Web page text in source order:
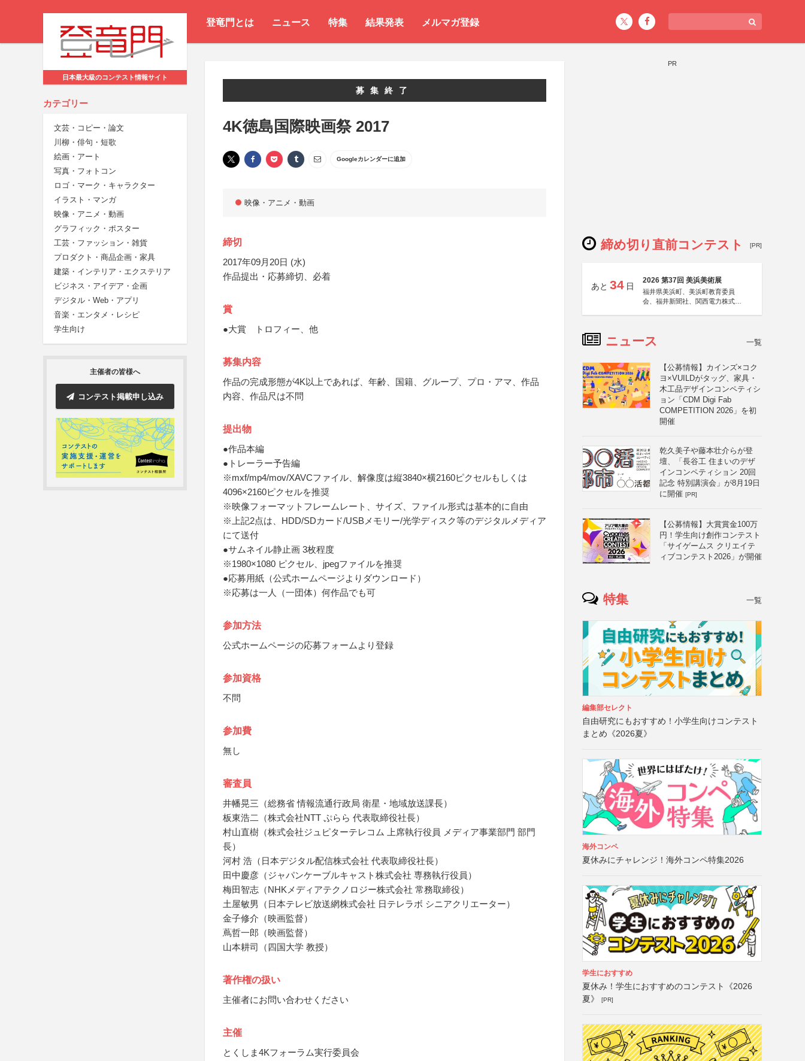
登竜門とは ニュース 特集 結果発表 メルマガ登録
日本最大級のコンテスト情報サイト
カテゴリー
文芸・コピー・論文
川柳・俳句・短歌
絵画・アート
写真・フォトコン
ロゴ・マーク・キャラクター
イラスト・マンガ
映像・アニメ・動画
グラフィック・ポスター
工芸・ファッション・雑貨
プロダクト・商品企画・家具
建築・インテリア・エクステリア
ビジネス・アイデア・企画
デジタル・Web・アプリ
音楽・エンタメ・レシピ
学生向け
主催者の皆様へ
コンテスト掲載申し込み
募集終了
4K徳島国際映画祭 2017
Googleカレンダーに追加
映像・アニメ・動画
締切
2017年09月20日 (水)
作品提出・応募締切、必着
賞
●大賞 トロフィー、他
募集内容
作品の完成形態が4K以上であれば、年齢、国籍、グループ、プロ・アマ、作品
内容、作品尺は不問
提出物
●作品本編
●トレーラー予告編
※mxf/mp4/mov/XAVCファイル、解像度は縦3840×横2160ピクセルもしくは
4096×2160ピクセルを推奨
※映像フォーマットフレームレート、サイズ、ファイル形式は基本的に自由
※上記2点は、HDD/SDカード/USBメモリー/光学ディスク等のデジタルメディア
にて送付
●サムネイル静止画 3枚程度
※1980×1080 ピクセル、jpegファイルを推奨
●応募用紙（公式ホームページよりダウンロード）
※応募は一人（一団体）何作品でも可
参加方法
公式ホームページの応募フォームより登録
参加資格
不問
参加費
無し
審査員
井幡晃三（総務省 情報流通行政局 衛星・地域放送課長）
板東浩二（株式会社NTT ぷらら 代表取締役社長）
村山直樹（株式会社ジュピターテレコム 上席執行役員 メディア事業部門 部門
長）
河村 浩（日本デジタル配信株式会社 代表取締役社長）
田中慶彦（ジャパンケーブルキャスト株式会社 専務執行役員）
梅田智志（NHKメディアテクノロジー株式会社 常務取締役）
土屋敏男（日本テレビ放送網株式会社 日テレラボ シニアクリエーター）
金子修介（映画監督）
蔦哲一郎（映画監督）
山本耕司（四国大学 教授）
著作権の扱い
主催者にお問い合わせください
主催
とくしま4Kフォーラム実行委員会
PR
締め切り直前コンテスト [PR]
あと 34 日
2026 第37回 美浜美術展
福井県美浜町、美浜町教育委員
会、福井新聞社、関西電力株式会
ニュース 一覧
【公募情報】カインズ×コク
ヨ×VUILDがタッグ、家具・
木工品デザインコンペティシ
ョン「CDM Digi Fab
COMPETITION 2026」を初
開催
乾久美子や藤本壮介らが登
壇、「長谷工 住まいのデザ
インコンペティション 20回
記念 特別講演会」が8月19日
に開催 [PR]
【公募情報】大賞賞金100万
円！学生向け創作コンテスト
「サイゲームス クリエイテ
ィブコンテスト2026」が開催
特集 一覧
編集部セレクト
自由研究にもおすすめ！小学生向けコンテスト
まとめ《2026夏》
海外コンペ
夏休みにチャレンジ！海外コンペ特集2026
学生におすすめ
夏休み！学生におすすめのコンテスト《2026
夏》
[PR]